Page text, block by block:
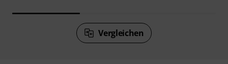
Vergleichen